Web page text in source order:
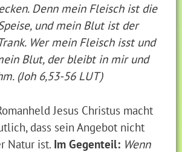
Denn mein Fleisch ist die
und mein Blut ist der
Wer mein Fleisch isst und
Blut, der bleibt in mir und
(Joh 6,53-56 LUT)
Jesus Christus macht
dass sein Angebot nicht
Natur ist. Im Gegenteil: Wenn